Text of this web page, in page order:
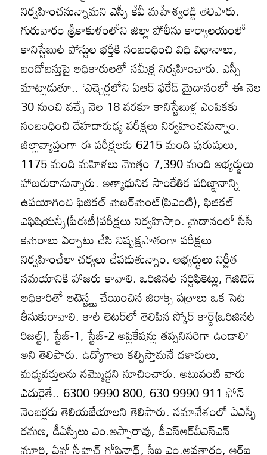
నిర్వహించనున్నామని ఎస్పీ కేవీ మహేశ్వరెడ్డి తెలిపారు.
గురువారం శ్రీకాకుళంలోని జిల్లా పోలీసు కార్యాలయంలో
కానిస్టేబుల్‌ పోస్టుల భర్తీకి సంబంధించి విధి విధానాలు,
బందోబస్తుపై అధికారులతో సమీక్ష నిర్వహించారు. ఎస్పీ
మాట్లాడుతూ.. ‘ఎచ్చెర్లలోని ఏఆర్‌ ఫరేడ్‌ మైదానంలో ఈ నెల
30 నుంచి వచ్చే నెల 18 వరకూ కానిస్టేబుళ్ల ఎంపికకు
సంబంధించి దేహదారుఢ్య పరీక్షలు నిర్వహించనున్నాం.
జిల్లావ్యాప్తంగా ఈ పరీక్షలకు 6215 మంది పురుషులు,
1175 మంది మహిళలు మొత్తం 7,390 మంది అభ్యర్థులు
హాజరుకానున్నారు. అత్యాధునిక సాంకేతిక పరిజ్ఞానాన్ని
ఉపయోగించి ఫిజికల్‌ మెజర్‌మెంట్‌(పిఎంటి), ఫిజికల్‌
ఎఫిషియన్సీ(పీఈటీ)పరీక్షలు నిర్వహిస్తాం. మైదానంలో సీసీ
కెమెరాలు ఏర్పాటు చేసి నిష్పక్షపాతంగా పరీక్షలు
నిర్వహించేలా చర్యలు చేపడుతున్నాం. అభ్యర్థులు నిర్ణీత
సమయానికి హాజరు కావాలి. ఒరిజినల్‌ సర్టిఫికెట్లు, గెజిటెడ్‌
అధికారితో అటెస్ట్ట్ట్‌ చేయించిన జిరాక్స్‌ పత్రాలు ఒక సెట్‌
తీసుకురావాలి. కాల్‌ లెటర్‌లో తెలిపిన స్కోర్‌ కార్డ్‌(ఒరిజినల్‌
రిజల్ట్‌), స్టేజ్‌-1, స్టేజ్‌-2 అప్లికేషన్లు తప్పనిసరిగా ఉండాలి’
అని తెలిపారు. ఉద్యోగాలు కల్పిస్తామనే దళారులు,
మధ్యవర్తులను నమ్మొద్దని సూచించారు. అటువంటి వారు
ఎదురైతే.. 6300 9990 800, 630 9990 911 ఫోన్‌
నెంబర్లకు తెలియజేయాలని తెలిపారు. సమావేశంలో ఏఎస్పీ
రమణ, డీఏస్పీలు ఎం.అప్పారావు, డీఎస్‌ఆర్‌వీఎస్‌ఎన్‌
మూర్తి, ఏవో సీహెచ్‌ గోపినాధ్‌, సీఐ ఎం.అవతారం, ఆర్‌ఐ